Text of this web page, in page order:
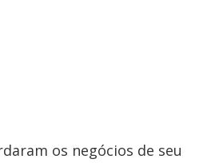
os negócios de seu